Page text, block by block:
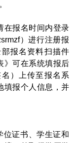
报名时间内登录
）进行注册报
报名资料扫描件
》可在系统填报后
）上传至报名系
填报个人信息，并
证书、学生证和